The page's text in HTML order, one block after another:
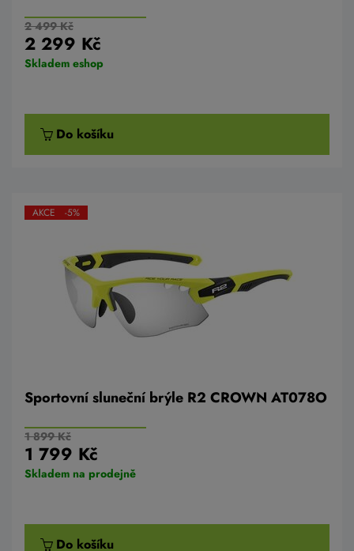
2 499 Kč
2 299 Kč
Skladem eshop
Do košíku
Sportovní sluneční brýle R2 CROWN AT078O
AKCE -5%
1 899 Kč
1 799 Kč
Skladem na prodejně
Do košíku